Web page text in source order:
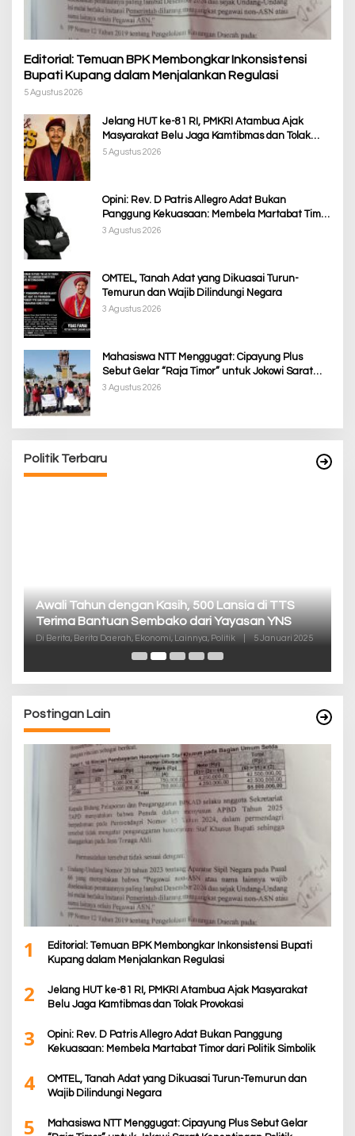
Editorial: Temuan BPK Membongkar Inkonsistensi
Bupati Kupang dalam Menjalankan Regulasi
5 Agustus 2026
Jelang HUT ke-81 RI, PMKRI Atambua Ajak
Masyarakat Belu Jaga Kamtibmas dan Tolak
Provokasi
5 Agustus 2026
Opini: Rev. D Patris Allegro Adat Bukan
Panggung Kekuasaan: Membela Martabat Timor
dari Politik Simbolik
3 Agustus 2026
OMTEL, Tanah Adat yang Dikuasai Turun-
Temurun dan Wajib Dilindungi Negara
3 Agustus 2026
Mahasiswa NTT Menggugat: Cipayung Plus
Sebut Gelar “Raja Timor” untuk Jokowi Sarat
Kepentingan Politik
3 Agustus 2026
Politik Terbaru
Awali Tahun dengan Kasih, 500 Lansia di TTS
Terima Bantuan Sembako dari Yayasan YNS
Di Berita, Berita Daerah, Ekonomi, Lainnya, Politik 5 Januari 2025
Postingan Lain
1
Editorial: Temuan BPK Membongkar Inkonsistensi Bupati
Kupang dalam Menjalankan Regulasi
2
Jelang HUT ke-81 RI, PMKRI Atambua Ajak Masyarakat
Belu Jaga Kamtibmas dan Tolak Provokasi
3
Opini: Rev. D Patris Allegro Adat Bukan Panggung
Kekuasaan: Membela Martabat Timor dari Politik Simbolik
4
OMTEL, Tanah Adat yang Dikuasai Turun-Temurun dan
Wajib Dilindungi Negara
5
Mahasiswa NTT Menggugat: Cipayung Plus Sebut Gelar